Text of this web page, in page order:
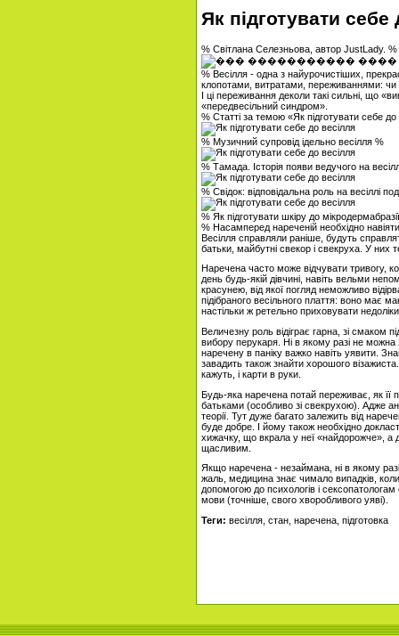
Як підготувати себе
% Світлана Селезньова, автор JustLady.
% Весілля - одна з найурочистіших,
клопотами, витратами, переживаннями: чи
І ці переживання деколи такі сильні, що
«передвесільний синдром».
% Статті за темою «Як підготувати себе до
% Музичний супровід ідельно весілля %
% Тамада. Історія появи ведучого на
% Свідок: відповідальна роль на весіллі
% Як підготувати шкіру до
% Насамперед нареченій необхідно
Весілля справляли раніше, будуть
батьки, майбутні свекор і свекруха. У них
Наречена часто може відчувати тривогу,
день будь-якій дівчині, навіть вельми
красунею, від якої погляд неможливо
підібраного весільного плаття: воно має
настільки ж ретельно приховувати
Величезну роль відіграє гарна, зі смаком
вибору перукаря. Ні в якому разі не
наречену в паніку важко навіть уявити.
завадить також знайти хорошого
кажуть, і карти в руки.
Будь-яка наречена потай переживає, як її
батьками (особливо зі свекрухою). Адже
теорії. Тут дуже багато залежить від
буде добре. І йому також необхідно
хижачку, що вкрала у неї «найдорожче», а
щасливим.
Якщо наречена - незаймана, ні в якому
жаль, медицина знає чимало випадків,
допомогою до психологів і
мови (точніше, свого хворобливого уяві).
Теги: весілля, стан, наречена, підготовка